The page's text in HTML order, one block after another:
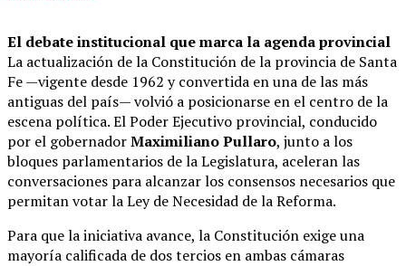
El debate institucional que marca la agenda provincial
La actualización de la Constitución de la provincia de Santa
Fe —vigente desde 1962 y convertida en una de las más
antiguas del país— volvió a posicionarse en el centro de la
escena política. El Poder Ejecutivo provincial, conducido
por el gobernadorMaximiliano Pullaro, junto a los
bloques parlamentarios de la Legislatura, aceleran las
conversaciones para alcanzar los consensos necesarios que
permitan votar la Ley de Necesidad de la Reforma.
Para que la iniciativa avance, la Constitución exige una
mayoría calificada de dos tercios en ambas cámaras